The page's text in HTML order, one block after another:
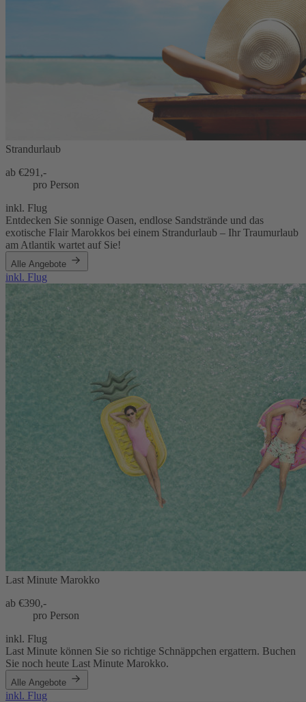
Strandurlaub
ab €291,-
pro Person
inkl. Flug
Entdecken Sie sonnige Oasen, endlose Sandstrände und das
exotische Flair Marokkos bei einem Strandurlaub – Ihr Traumurlaub
am Atlantik wartet auf Sie!
Alle Angebote
inkl. Flug
Last Minute Marokko
ab €390,-
pro Person
inkl. Flug
Last Minute können Sie so richtige Schnäppchen ergattern. Buchen
Sie noch heute Last Minute Marokko.
Alle Angebote
inkl. Flug